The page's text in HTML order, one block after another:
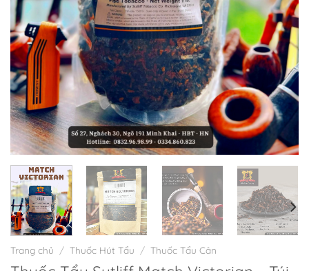
Trang chủ / Thuốc Hút Tẩu / Thuốc Tẩu Cân